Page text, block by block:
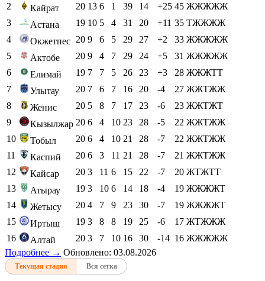
2
Кайрат 20 13 6 1 39 14 +25 45 ЖЖЖЖЖ
3
Астана 19 10 5 4 31 20 +11 35 ТЖЖЖЖ
4
Окжетпес 20 9 6 5 29 27 +2 33 ЖЖЖЖЖ
5
Актобе 20 9 4 7 29 24 +5 31 ЖЖЖЖЖ
6
Елимай 19 7 7 5 26 23 +3 28 ЖЖЖТТ
7
Улытау 20 7 6 7 16 20 -4 27 ЖЖТЖЖ
8
Женис 20 5 8 7 17 23 -6 23 ЖЖТЖТ
9
Кызылжар 20 6 4 10 23 28 -5 22 ЖЖТЖЖ
10
Тобыл 20 6 4 10 21 28 -7 22 ЖЖТЖЖ
11
Каспий 20 6 3 11 21 28 -7 21 ЖЖТЖЖ
12
Кайсар 20 3 11 6 15 22 -7 20 ЖТЖТТ
13
Атырау 19 3 10 6 14 18 -4 19 ЖЖЖЖТ
14
Жетысу 20 4 7 9 23 30 -7 19 ЖЖЖЖТ
15
Иртыш 19 3 8 8 19 25 -6 17 ЖТЖЖЖ
16
Алтай 20 3 7 10 16 30 -14 16 ЖЖЖЖЖ
Подробнее → Обновлено: 03.08.2026
Текущая стадия Вся сетка